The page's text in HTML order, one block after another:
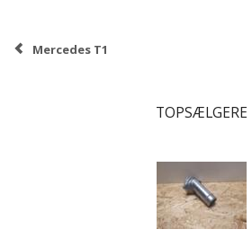
Mercedes T1
TOPSÆLGERE